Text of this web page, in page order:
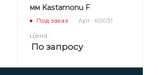
мм Kastamonu F
Под заказ Арт.: 60031
Цена:
По запросу